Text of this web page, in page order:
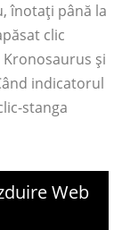
înotați până la
clic
și
indicatorul
stanga
Web